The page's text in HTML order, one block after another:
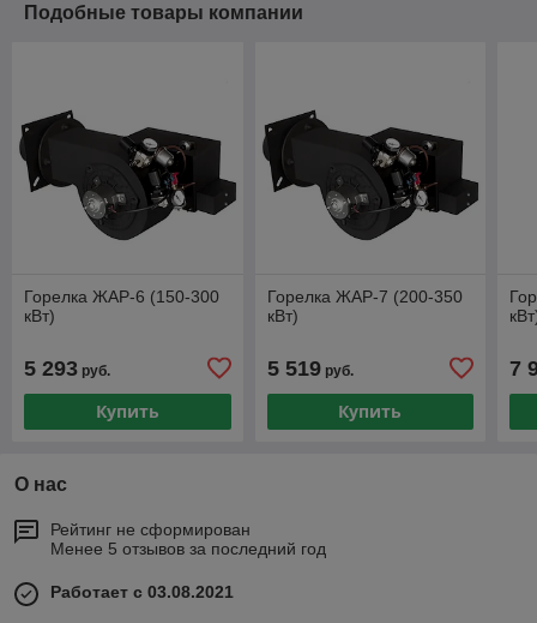
Подобные товары компании
Горелка ЖАР-6 (150-300
кВт)
5 293 руб.
Купить
Горелка ЖАР-7 (200-350
кВт)
5 519руб.
Купить
7
О нас
Рейтинг не сформирован
Менее 5 отзывов за последний год
Работает с 03.08.2021